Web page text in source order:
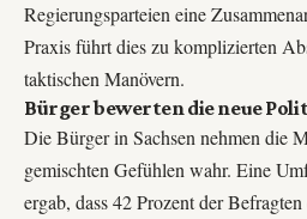
Regierungsparteien eine
Praxis führt dies zu komplizierten
taktischen Manövern.
Bürger bewerten die neue
Die Bürger in Sachsen nehmen die
gemischten Gefühlen wahr. Eine
ergab, dass 42 Prozent der